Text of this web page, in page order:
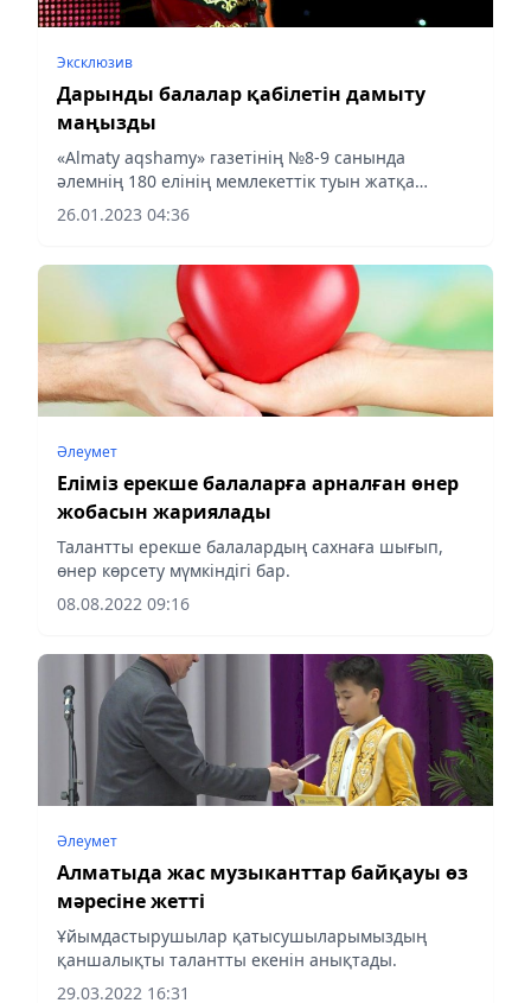
Эксклюзив
Дарынды балалар қабілетін дамыту
маңызды
«Almaty aqshamy» газетінің №8-9 санында
әлемнің 180 елінің мемлекеттік туын жатқа
білетін 6 жасар баланың ҚР Оқу-ағарту
министрімен кездескені туралы материал
26.01.2023 04:36
Әлеумет
Еліміз ерекше балаларға арналған өнер
жобасын жариялады
Талантты ерекше балалардың сахнаға шығып,
өнер көрсету мүмкіндігі бар.
08.08.2022 09:16
Әлеумет
Алматыда жас музыканттар байқауы өз
мәресіне жетті
Ұйымдастырушылар қатысушыларымыздың
қаншалықты талантты екенін анықтады.
29.03.2022 16:31